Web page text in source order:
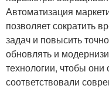
Автоматизация
позволяет сократить
задач и повысить
обновлять и
технологии, чтобы
соответствовали